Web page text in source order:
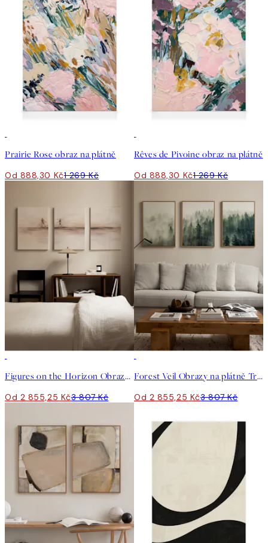
Prairie Rose obraz na plátně
Od 888,30 Kč1 269 Kč
Rêves de Pivoine obraz na plátně
Od 888,30 Kč1 269 Kč
Figures on the Horizon Obrazy na plátně Trio
Od 2 855,25 Kč3 807 Kč
Forest Veil Obrazy na plátně Trio
Od 2 855,25 Kč3 807 Kč